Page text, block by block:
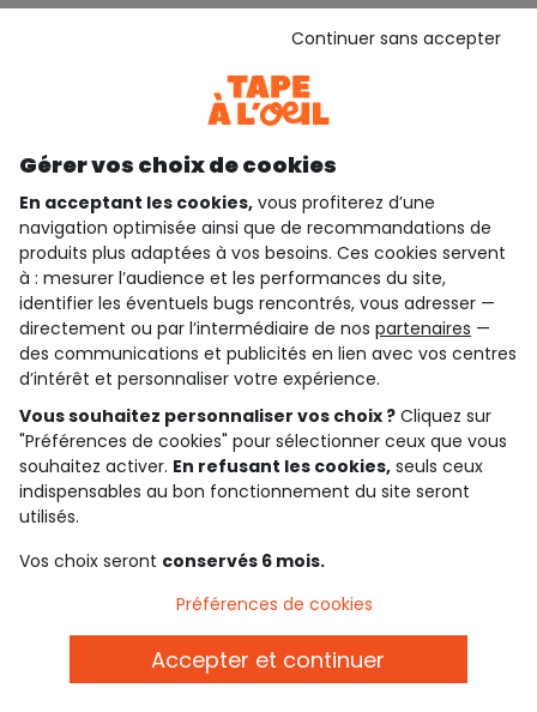
échange et remboursement service client
par whatsapp, e-mail ou
téléphone
carte cadeau
des tonnes de possibilités !
livraison
gratuite dès 10€ d'achats
paiement sécurisé
par cb, paypal ou carte cadeau
vous à la newsletter !
Je m'inscris
4.6/5
Basé sur 7 343 avis soumis à un contrôle
Voir l’attestation de confiance
Gérer vos choix de cookies
En acceptant les cookies, vous profiterez d’une
navigation optimisée ainsi que de recommandations de
produits plus adaptées à vos besoins. Ces cookies servent
à : mesurer l’audience et les performances du site,
identifier les éventuels bugs rencontrés, vous adresser —
directement ou par l’intermédiaire de nos partenaires —
des communications et publicités en lien avec vos centres
d’intérêt et personnaliser votre expérience.
Vous souhaitez personnaliser vos choix ? Cliquez sur
"Préférences de cookies" pour sélectionner ceux que vous
souhaitez activer. En refusant les cookies, seuls ceux
indispensables au bon fonctionnement du site seront
utilisés.
Vos choix seront conservés 6 mois.
Continuer sans accepter
Préférences de cookies
Accepter et continuer